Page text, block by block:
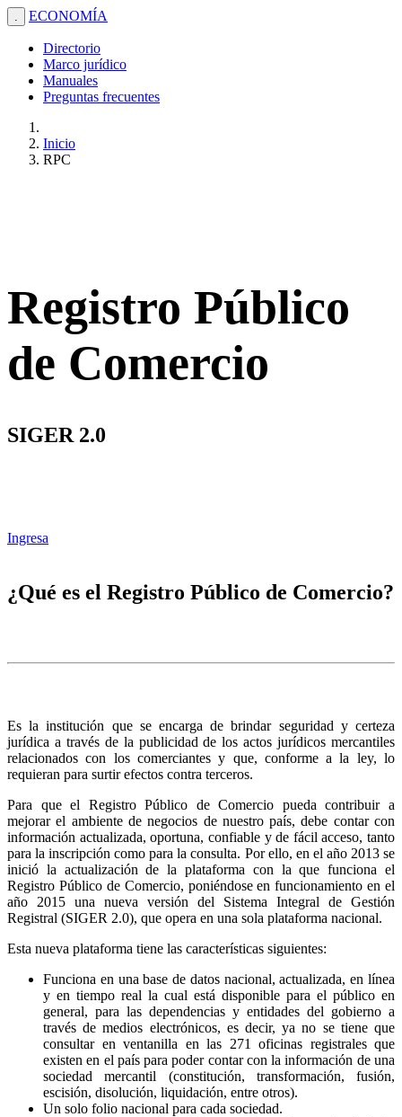
. ECONOMÍA
Directorio
Marco jurídico
Manuales
Preguntas frecuentes
Inicio
RPC
Registro Público
de Comercio
SIGER 2.0
Ingresa
¿Qué es el Registro Público de Comercio?
Es la institución que se encarga de brindar seguridad y certeza
jurídica a través de la publicidad de los actos jurídicos mercantiles
relacionados con los comerciantes y que, conforme a la ley, lo
requieran para surtir efectos contra terceros.
Para que el Registro Público de Comercio pueda contribuir a
mejorar el ambiente de negocios de nuestro país, debe contar con
información actualizada, oportuna, confiable y de fácil acceso, tanto
para la inscripción como para la consulta. Por ello, en el año 2013 se
inició la actualización de la plataforma con la que funciona el
Registro Público de Comercio, poniéndose en funcionamiento en el
año 2015 una nueva versión del Sistema Integral de Gestión
Registral (SIGER 2.0), que opera en una sola plataforma nacional.
Esta nueva plataforma tiene las características siguientes:
Funciona en una base de datos nacional, actualizada, en línea
y en tiempo real la cual está disponible para el público en
general, para las dependencias y entidades del gobierno a
través de medios electrónicos, es decir, ya no se tiene que
consultar en ventanilla en las 271 oficinas registrales que
existen en el país para poder contar con la información de una
sociedad mercantil (constitución, transformación, fusión,
escisión, disolución, liquidación, entre otros).
Un solo folio nacional para cada sociedad.